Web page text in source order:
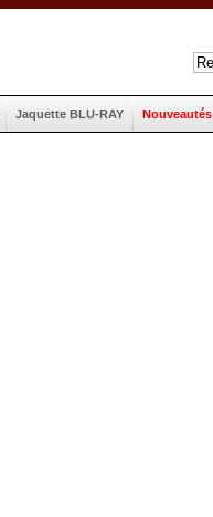
Jaquette BLU-RAY Nouveautés